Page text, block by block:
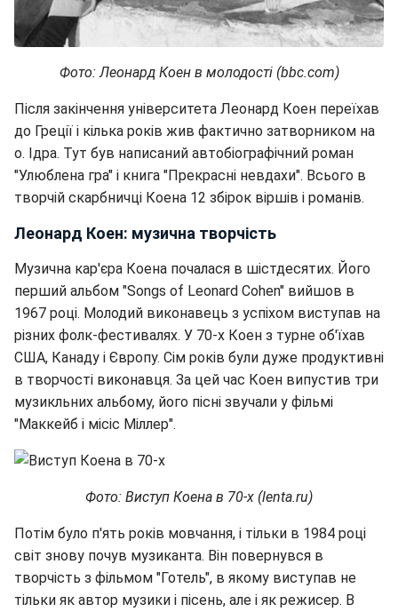
Фото: Леонард Коен в молодості (bbc.com)
Після закінчення університета Леонард Коен переїхав
до Греції і кілька років жив фактично затворником на
о. Ідра. Тут був написаний автобіографічний роман
"Улюблена гра" і книга "Прекрасні невдахи". Всього в
творчій скарбничці Коена 12 збірок віршів і романів.
Леонард Коен: музична творчість
Музична кар'єра Коена почалася в шістдесятих. Його
перший альбом "Songs of Leonard Cohen" вийшов в
1967 році. Молодий виконавець з успіхом виступав на
різних фолк-фестивалях. У 70-х Коен з турне об'їхав
США, Канаду і Європу. Сім років були дуже продуктивні
в творчості виконавця. За цей час Коен випустив три
музикльних альбому, його пісні звучали у фільмі
"Маккейб і місіс Міллер".
Фото: Виступ Коена в 70-х (lenta.ru)
Потім було п'ять років мовчання, і тільки в 1984 році
світ знову почув музиканта. Він повернувся в
творчість з фільмом "Готель", в якому виступав не
тільки як автор музики і пісень, але і як режисер. В